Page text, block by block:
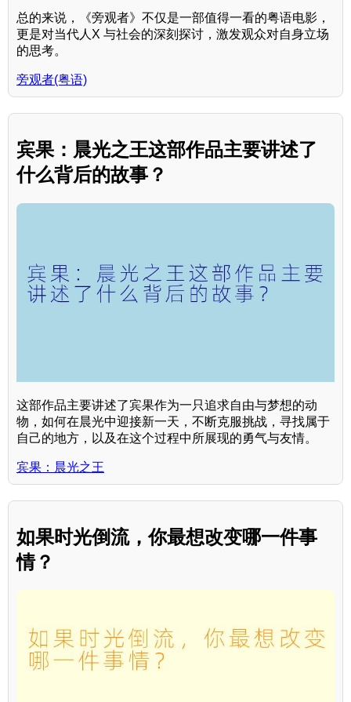
总的来说，《旁观者》不仅是一部值得一看的粤语电影，
更是对当代人X 与社会的深刻探讨，激发观众对自身立场
的思考。
旁观者(粤语)
宾果：晨光之王这部作品主要讲述了
什么背后的故事？
这部作品主要讲述了宾果作为一只追求自由与梦想的动
物，如何在晨光中迎接新一天，不断克服挑战，寻找属于
自己的地方，以及在这个过程中所展现的勇气与友情。
宾果：晨光之王
如果时光倒流，你最想改变哪一件事
情？